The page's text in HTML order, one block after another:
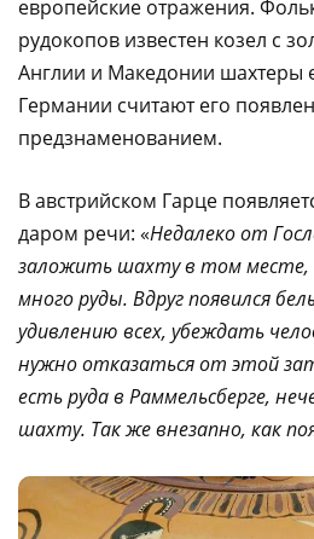
европейские отражения.
рудокопов известен козел с
Англии и Македонии шахтеры
Германии считают его
предзнаменованием.
В австрийском Гарце
даром речи: «Недалеко от
заложить шахту в том месте,
много руды. Вдруг появился
удивлению всех, убеждать
нужно отказаться от этой
есть руда в Раммельсберге,
шахту. Так же внезапно, как